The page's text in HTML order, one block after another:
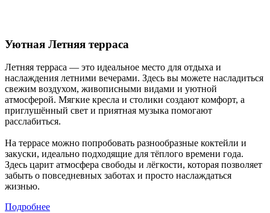
Уютная Летняя терраса
Летняя терраса — это идеальное место для отдыха и
наслаждения летними вечерами. Здесь вы можете насладиться
свежим воздухом, живописными видами и уютной
атмосферой. Мягкие кресла и столики создают комфорт, а
приглушённый свет и приятная музыка помогают
расслабиться.
На террасе можно попробовать разнообразные коктейли и
закуски, идеально подходящие для тёплого времени года.
Здесь царит атмосфера свободы и лёгкости, которая позволяет
забыть о повседневных заботах и просто наслаждаться
жизнью.
Подробнее